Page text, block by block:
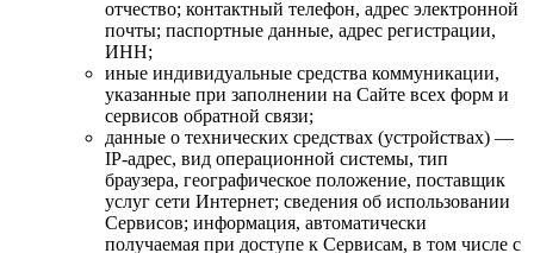
отчество; контактный телефон, адрес электронной
почты; паспортные данные, адрес регистрации,
ИНН;
иные индивидуальные средства коммуникации,
указанные при заполнении на Сайте всех форм и
сервисов обратной связи;
данные о технических средствах (устройствах) —
IP-адрес, вид операционной системы, тип
браузера, географическое положение, поставщик
услуг сети Интернет; сведения об использовании
Сервисов; информация, автоматически
получаемая при доступе к Сервисам, в том числе с